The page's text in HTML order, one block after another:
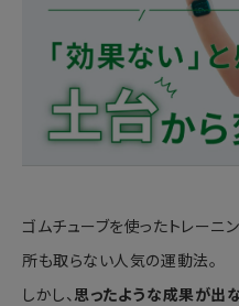
ゴムチューブを使ったトレーニ
所も取らない人気の運動法。
しかし、 思ったような成果が出